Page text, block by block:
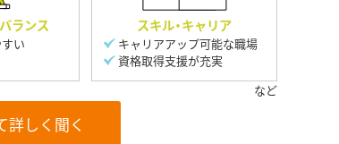
ランス
い
スキル・キャリア
キャリアアップ可能な職場
資格取得支援が充実
詳しく聞く